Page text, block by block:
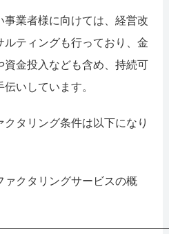
業者様に向けては、経営改
ティングも行っており、金
金投入なども含め、持続可
いしています。
タリング条件は以下になり
ァクタリングサービスの概